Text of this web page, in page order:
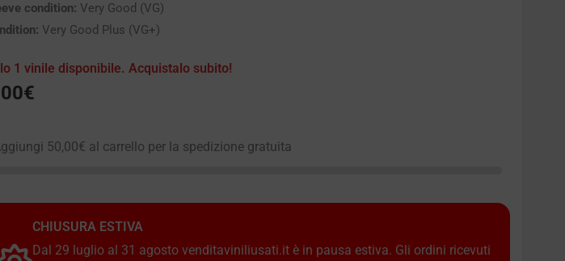
condition: Very Good (VG)
Very Good Plus (VG+)
1 vinile disponibile. Acquistalo subito!
€
50,00€ al carrello per la spedizione gratuita
CHIUSURA ESTIVA
Dal 29 luglio al 31 agosto venditaviniliusati.it è in pausa estiva. Gli ordini ricevuti